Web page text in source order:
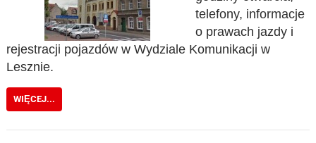
telefony, informacje
o prawach jazdy i
rejestracji pojazdów w Wydziale Komunikacji w
Lesznie.
WIĘCEJ...